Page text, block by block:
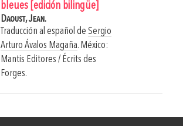
bleues [edición bilingüe]
Daoust, Jean.
Traducción al español de Sergio
Arturo Ávalos Magaña. México:
Mantis Editores / Écrits des
Forges.